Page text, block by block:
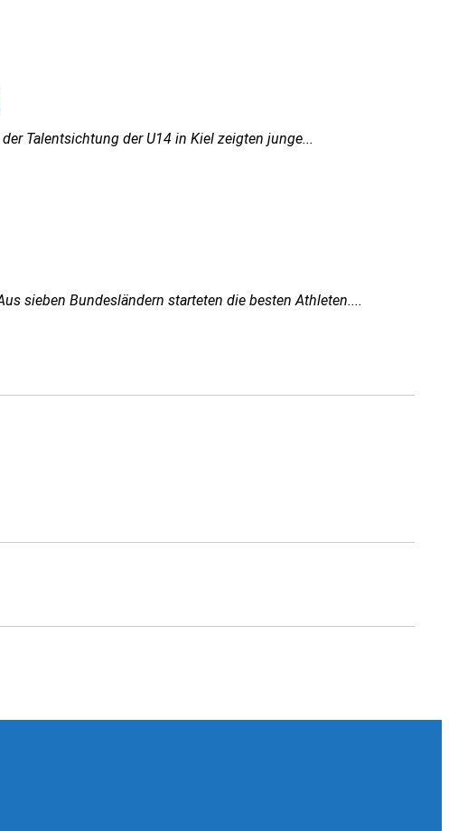
Talentsichtung der U14 in Kiel zeigten junge...
sieben Bundesländern starteten die besten Athleten....